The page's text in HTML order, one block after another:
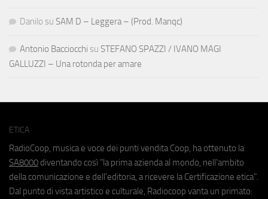
Danilo su SAM D – Leggera – (Prod. Manqc)
Antonio Bacciocchi su STEFANO SPAZZI / IVANO MAGI
GALLUZZI – Una rotonda per amare
ETICA
RadioCoop, musica e voce dei punti vendita Coop, ha ottenuto la
SA8000 diventando così "la prima azienda al mondo, nell'ambito
della comunicazione e dell'editoria, a ricevere la Certificazione etica".
Dal punto di vista artistico e culturale, Radiocoop vanta un primato: